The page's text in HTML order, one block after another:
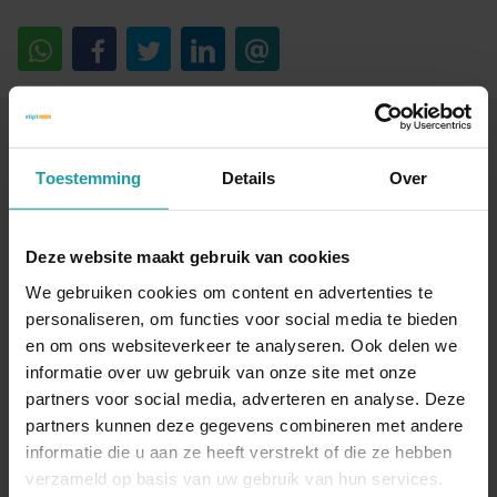
Toestemming Details Over
Deze website maakt gebruik van cookies
We gebruiken cookies om content en advertenties te
personaliseren, om functies voor social media te bieden
en om ons websiteverkeer te analyseren. Ook delen we
informatie over uw gebruik van onze site met onze
partners voor social media, adverteren en analyse. Deze
partners kunnen deze gegevens combineren met andere
informatie die u aan ze heeft verstrekt of die ze hebben
verzameld op basis van uw gebruik van hun services.
Schrijf je hieronder in voor onze maandelijkse
Naam*
E-mail adres*